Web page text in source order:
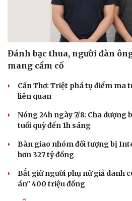
Đánh bạc thua, người đàn
mang cầm cố
Cần Thơ: Triệt phá tụ điểm ma
liên quan
Nóng 24h ngày 7/8: Cha dượng
tuổi quỳ đến 1h sáng
Bàn giao nhóm đối tượng bị
hơn 327 tỷ đồng
Bắt giữ người phụ nữ giả danh
án" 400 triệu đồng